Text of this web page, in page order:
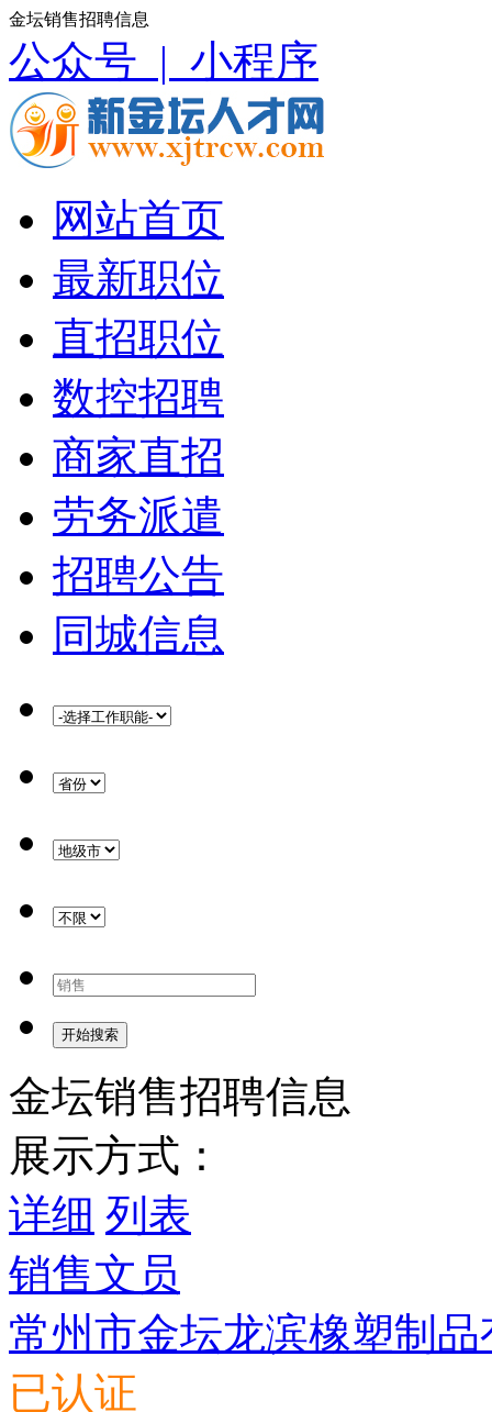
金坛销售招聘信息
公众号 | 小程序
网站首页
最新职位
直招职位
数控招聘
商家直招
劳务派遣
招聘公告
同城信息
开始搜索
金坛销售招聘信息
展示方式：
详细 列表
销售文员
常州市金坛龙滨橡塑制
已认证